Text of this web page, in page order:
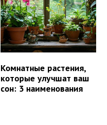
Комнатные растения,
которые улучшат ваш
сон: 3 наименования